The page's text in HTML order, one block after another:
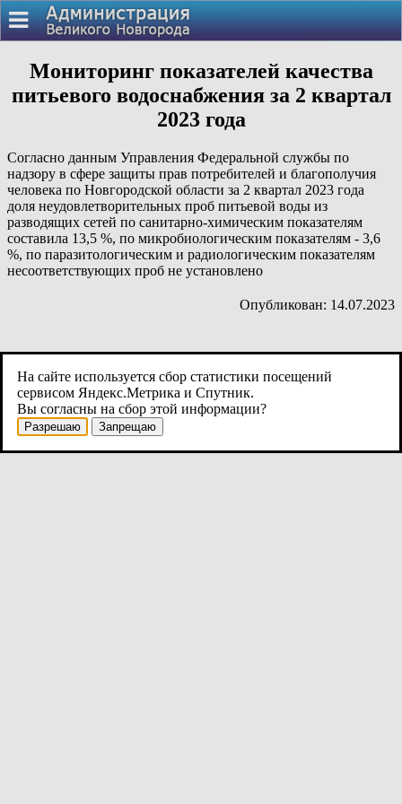
Мониторинг показателей качества
питьевого водоснабжения за 2 квартал
2023 года
Согласно данным Управления Федеральной службы по
надзору в сфере защиты прав потребителей и благополучия
человека по Новгородской области за 2 квартал 2023 года
доля неудовлетворительных проб питьевой воды из
разводящих сетей по санитарно-химическим показателям
составила 13,5 %, по микробиологическим показателям - 3,6
%, по паразитологическим и радиологическим показателям
несоответствующих проб не установлено
Опубликован: 14.07.2023
На сайте используется сбор статистики посещений
сервисом Яндекс.Метрика и Спутник.
Вы согласны на сбор этой информации?
Разрешаю Запрещаю